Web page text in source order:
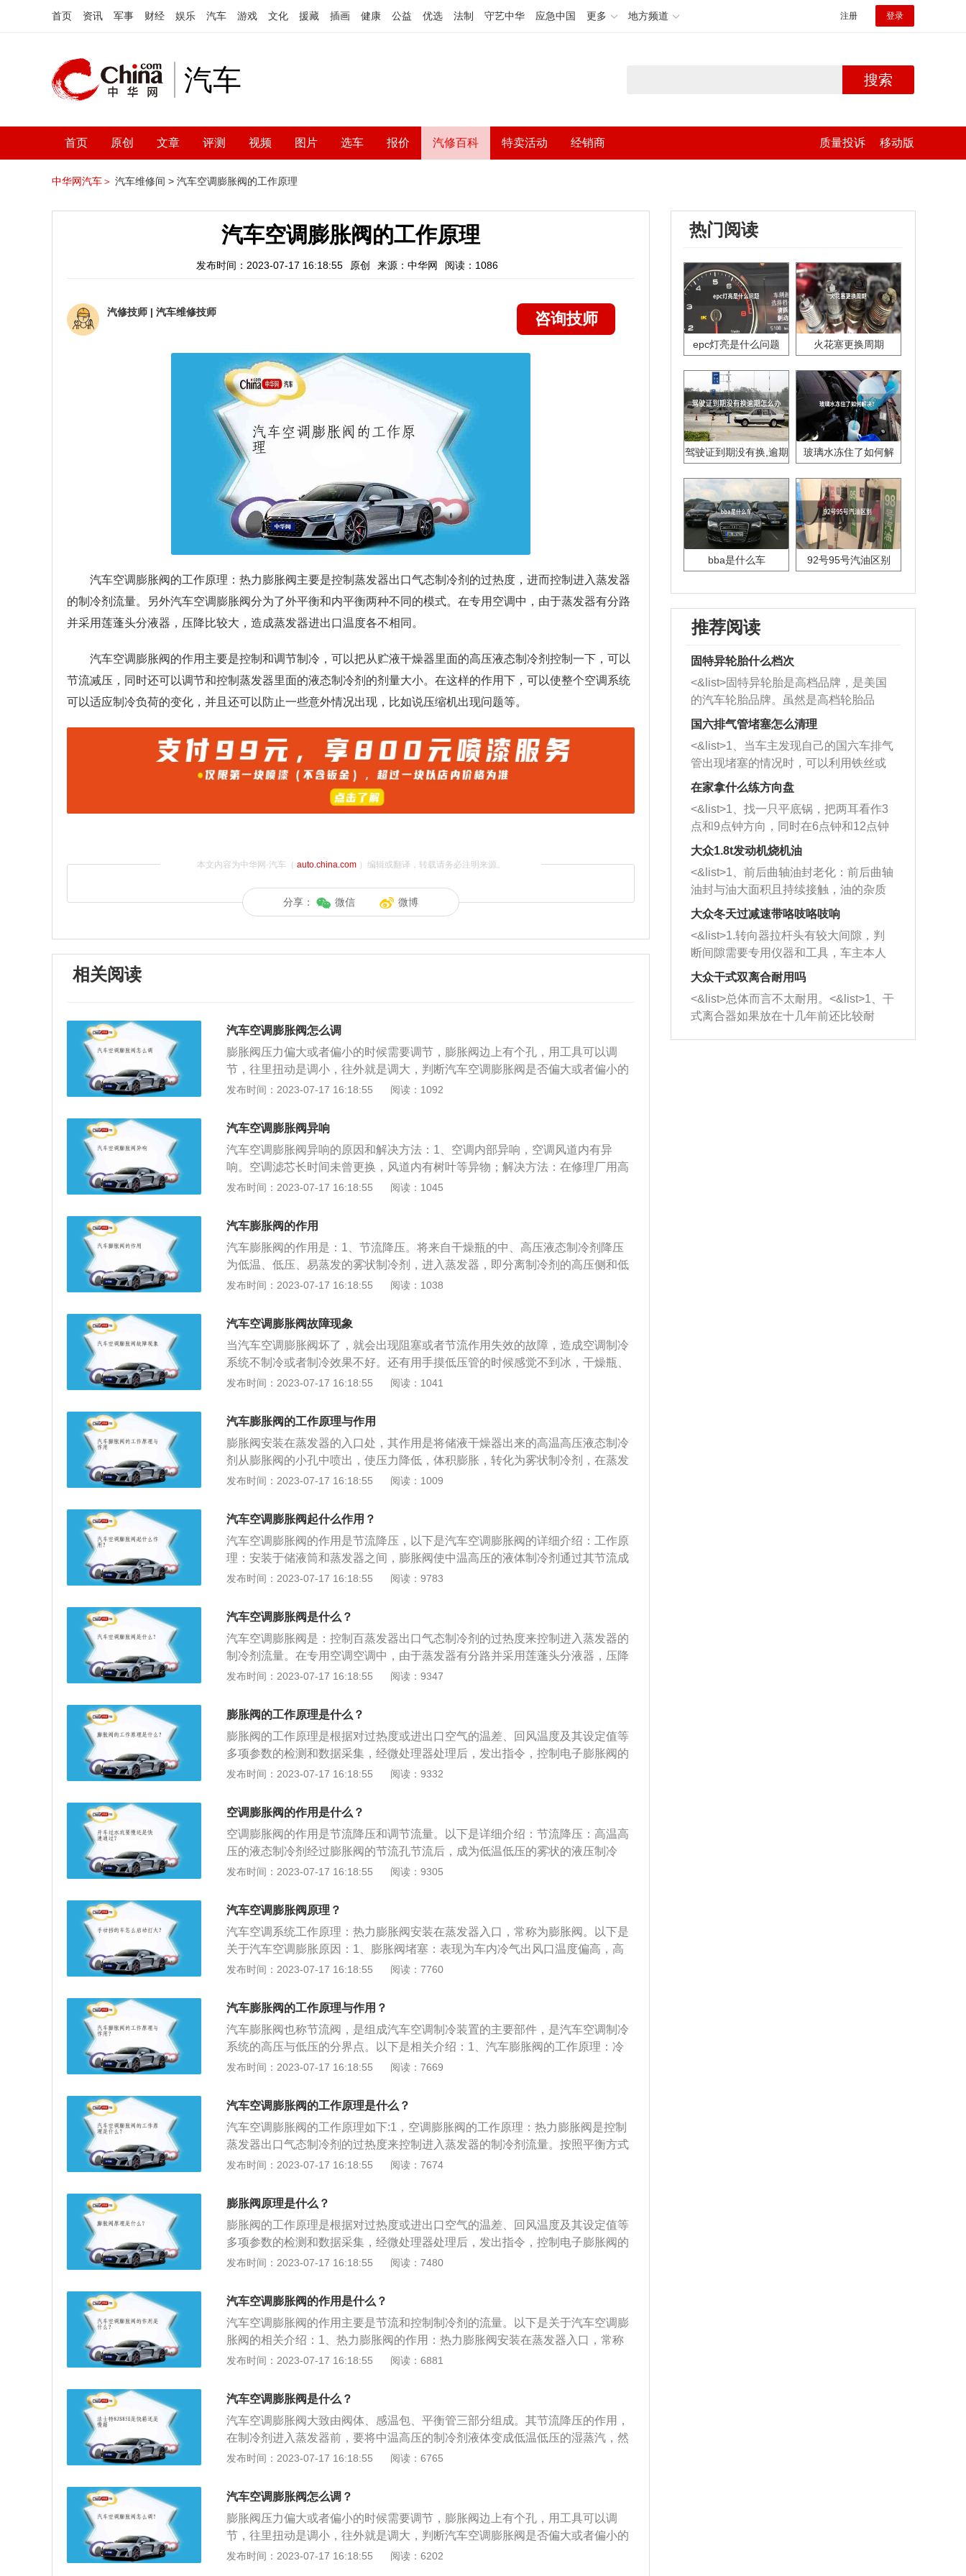
首页 资讯 军事 财经 娱乐 汽车 游戏 文化 援藏 插画 健康 公益 优选 法制 守艺中华 应急中国 更多 地方频道 注册 登录
汽车 搜索
首页 原创 文章 评测 视频 图片 选车 报价 汽修百科 特卖活动 经销商 质量投诉 移动版
中华网汽车＞ 汽车维修间 > 汽车空调膨胀阀的工作原理
汽车空调膨胀阀的工作原理
发布时间：2023-07-17 16:18:55 原创 来源：中华网 阅读：1086
汽修技师 | 汽车维修技师 咨询技师
汽车空调膨胀阀的工作原理：热力膨胀阀主要是控制蒸发器出口气态制冷剂的过热度，进而控制进入蒸发器
的制冷剂流量。另外汽车空调膨胀阀分为了外平衡和内平衡两种不同的模式。在专用空调中，由于蒸发器有分路
并采用莲蓬头分液器，压降比较大，造成蒸发器进出口温度各不相同。
汽车空调膨胀阀的作用主要是控制和调节制冷，可以把从贮液干燥器里面的高压液态制冷剂控制一下，可以
节流减压，同时还可以调节和控制蒸发器里面的液态制冷剂的剂量大小。在这样的作用下，可以使整个空调系统
可以适应制冷负荷的变化，并且还可以防止一些意外情况出现，比如说压缩机出现问题等。
本文内容为中华网·汽车（ auto.china.com）编辑或翻译，转载请务必注明来源。
分享： 微信 微博
相关阅读
汽车空调膨胀阀怎么调
膨胀阀压力偏大或者偏小的时候需要调节，膨胀阀边上有个孔，用工具可以调
节，往里扭动是调小，往外就是调大，判断汽车空调膨胀阀是否偏大或者偏小的
方法是：可以通过观察压力来判断，如果高压很高而低压很低，则膨胀阀不正
汽车空调膨胀阀调整方法：1、在调试前，应先松开填料压盖，调整后随手将盖
压紧，以防制冷剂泄漏；在调试前，可先估算一下实际情况，当接近调稳时，将
调节螺栓再转动四分之一、二分之一圈即可，转动过热度调节螺栓，并观察低压
压力；2、把阀的调节螺栓逆向旋转，弹簧弹力增大，阀的开度减小，即流量减
少；顺向旋转调节螺栓，弹簧弹力减弱，阀的开度增大，即流量增多；一般将螺
发布时间：2023-07-17 16:18:55 阅读：1092
汽车空调膨胀阀异响
汽车空调膨胀阀异响的原因和解决方法：1、空调内部异响，空调风道内有异
响。空调滤芯长时间未曾更换，风道内有树叶等异物；解决方法：在修理厂用高
压气流吹出异物即可；2、冷媒蒸发膨胀时产生的异响，空调压缩机内冷媒中存
时间后异响复发，且声音位于中控台内部，则干燥瓶效率降低的概率较大。如果
抽换冷媒后情况依旧，而异响位置位于压缩机附近，那么压缩机内部机械结构损
坏的概率较大；3、空调皮带轮和皮带打滑，在打滑的过程中就会发出尖锐的摩
擦音；解决方法：检查空调皮带轮和皮带，及时修理即可；4、手套箱内异响，
开空调时手套箱内传来类似流水声音的异响。这是空调节膨胀阀在工作，正常现
发布时间：2023-07-17 16:18:55 阅读：1045
汽车膨胀阀的作用
汽车膨胀阀的作用是：1、节流降压。将来自干燥瓶的中、高压液态制冷剂降压
为低温、低压、易蒸发的雾状制冷剂，进入蒸发器，即分离制冷剂的高压侧和低
压侧。2、调节制冷剂流量。由于制冷剂负荷和压缩机转速的变化，需要相应调
剂循环的要求。3、防止液锤。避免液态制冷剂进入压缩机造成液锤，同时将过
热度控制在一定范围内。汽车膨胀阀安装在蒸发器的入口处，其作用是将储液干
燥器出来的高温高压液态制冷剂从膨胀阀的小孔中喷出，使压力降低，体积膨
胀，转化为雾状制冷剂，在蒸发器中吸收热量，变成气态制冷剂。同时可以根据
制冷负荷调节制冷剂的流量，保证蒸发器出口的制冷剂全部转化为气体。膨胀阀
器出口温度较高时，感温包内的液体温度会升高，内压也会升高。当作用在隔膜
上的压力大于蒸发器入口压力和过热弹簧力之和时，针阀将离开阀座，阀门将打
开，制冷剂将流入蒸发器。2、针阀开启后，制冷剂进入蒸发器，蒸发器内压力
隔膜上下两侧的压力往往处于不平衡状态，不断地做一个开合的循环。
发布时间：2023-07-17 16:18:55 阅读：1038
汽车空调膨胀阀故障现象
当汽车空调膨胀阀坏了，就会出现阻塞或者节流作用失效的故障，造成空调制冷
系统不制冷或者制冷效果不好。还有用手摸低压管的时候感觉不到冰，干燥瓶、
冷凝器出现结霜的现象，高压和低压不正常，高压管的温度也不正常。启动空调
方法：1、对于轻微冰堵，可以使用热毛巾敷在冰堵处；2、冰堵程度如果比较严
重，影响到空调系统的正常运行，就需要更换过滤干燥器；3、很有可能是制冷
剂内有水分，在低温下结冰导致的，这样就需要更换膨胀阀；4、放掉制冷剂，
用高压氮气吹一下管路，重新抽真空加制冷剂。当汽车空调系统里面有水分的
话，那么空调制冷工作就会在膨胀阀处出现结冰堵塞的情况。汽车空调膨胀阀如
就没有了，空调又可以制冷了，制冷后膨胀阀又会产生冰堵，这样反复循环，就
可以根据这个现象去判断膨胀阀是否出现堵塞的现象。
发布时间：2023-07-17 16:18:55 阅读：1041
汽车膨胀阀的工作原理与作用
膨胀阀安装在蒸发器的入口处，其作用是将储液干燥器出来的高温高压液态制冷
剂从膨胀阀的小孔中喷出，使压力降低，体积膨胀，转化为雾状制冷剂，在蒸发
器中吸收热量，变成气态制冷剂。同时可以根据制冷负荷调节制冷剂的流量，保
瓶的中、高压液态制冷剂降压为低温、低压、易蒸发的雾状制冷剂，进入蒸发
器，即分离制冷剂的高压侧和低压侧；2.调节制冷剂流量：由于制冷剂负荷和压
缩机转速的变化，需要相应调节流量，以保持车内温度稳定，膨胀阀可自动调节
进入蒸发器的流量，满足制冷剂循环的要求；3.防止液锤：避免液态制冷剂进入
压缩机造成液锤，同时将过热度控制在一定范围内。膨胀阀的工作原理固定在回
内的液体温度会升高，内压也会升高。当作用在隔膜上的压力大于蒸发器入口压
力和过热弹簧力之和时，针阀将离开阀座，阀门将打开，制冷剂将流入蒸发器。
针阀开启后，制冷剂进入蒸发器，蒸发器内压力随之升高，回风温度降低，隔膜
平衡状态，不断地做一个开合的循环。膨胀阀有三种结构形式，即外平衡膨胀
口连接到储液干燥器，出口连接到蒸发器。膨胀阀上部有隔膜，隔膜通过细管与
感温包连接。感温包安装在蒸发器出口的管道上，其内部充满制冷剂气体。当蒸
发器出口温度变化时，感温包内的气体体积也会发生变化，进而压力变化作用在
膜片上。隔膜下方的腔室中还有一根平衡管，穿过蒸发器的出口。阀门中间有一
弹簧力通过阀门上方的杆作用在隔膜的下部。可以看出，膜片受到三个力的作
用，一个是热泡内制冷剂气体的向下压力，另一个是弹簧的向上推力，另一个是
蒸发器出口处制冷剂的压力，作用在膜片下部，阀门的开启取决于这三个力的综
合作用。
发布时间：2023-07-17 16:18:55 阅读：1009
汽车空调膨胀阀起什么作用？
汽车空调膨胀阀的作用是节流降压，以下是汽车空调膨胀阀的详细介绍：工作原
理：安装于储液筒和蒸发器之间，膨胀阀使中温高压的液体制冷剂通过其节流成
为低温低压的湿蒸汽，然后制冷剂在蒸发器中吸收热量达到制冷效果，膨胀阀通
缸现象。功能作用：节流降压并调节制冷系统的过热度及冷媒循环量，经冷凝器
冷凝后的高压制冷剂液体经过节流阀时，因受阻而使压力下降，导致部分制冷剂
液体气化，同时吸收气化潜热，其本身温度也相应降低，成为低温低压的湿蒸
汽，然后进入蒸发器。
发布时间：2023-07-17 16:18:55 阅读：9783
汽车空调膨胀阀是什么？
汽车空调膨胀阀是：控制百蒸发器出口气态制冷剂的过热度来控制进入蒸发器的
制冷剂流量。在专用空调空调中，由于蒸发器有分路并采用莲蓬头分液器，压降
道比较大，造成蒸发器进出口温度各不相同。膨胀阀大致由阀体、感温包、平衡
冷剂液体变成低温低压的湿蒸汽，然后制冷剂在蒸发器中吸收热量达到制冷效
果。汽车空调膨胀阀分类：热力膨胀阀分为内平衡式和外平衡式。
发布时间：2023-07-17 16:18:55 阅读：9347
膨胀阀的工作原理是什么？
膨胀阀的工作原理是根据对过热度或进出口空气的温差、回风温度及其设定值等
多项参数的检测和数据采集，经微处理器处理后，发出指令，控制电子膨胀阀的
开度，以满足系统负荷的要求。膨胀阀是制冷系统中的一个重要部件，一般安装
压的湿蒸汽，然后制冷剂在蒸发器中吸收热量达到制冷效果，膨胀阀通过蒸发器
末端的过热度变化来控制阀门流量，防止出现蒸发器面积利用不足和敲缸现象。
发布时间：2023-07-17 16:18:55 阅读：9332
空调膨胀阀的作用是什么？
空调膨胀阀的作用是节流降压和调节流量。以下是详细介绍：节流降压：高温高
压的液态制冷剂经过膨胀阀的节流孔节流后，成为低温低压的雾状的液压制冷
剂，为制冷剂的蒸发创造条件。调节流量：进入蒸发器的液态制冷剂，经过蒸发
剂的流量，保证蒸发器的出口完全为气态制冷剂，若流量过大，出口含有液态制
冷剂，可能进入压缩机产生液击。若制冷剂流量过小，提前蒸发完毕，造成制冷
不足。
发布时间：2023-07-17 16:18:55 阅读：9305
汽车空调膨胀阀原理？
汽车空调系统工作原理：热力膨胀阀安装在蒸发器入口，常称为膨胀阀。以下是
关于汽车空调膨胀原因：1、膨胀阀堵塞：表现为车内冷气出风口温度偏高，高
压侧压力偏低，低压侧呈负压值。微堵时，膨胀阀进口端会出现霜层或凝露；全
故障一样。3、开口过大：膨胀阀开度过大，表现为车内冷气出风口温度偏高。
低压侧压力偏高。
发布时间：2023-07-17 16:18:55 阅读：7760
汽车膨胀阀的工作原理与作用？
汽车膨胀阀也称节流阀，是组成汽车空调制冷装置的主要部件，是汽车空调制冷
系统的高压与低压的分界点。以下是相关介绍：1、汽车膨胀阀的工作原理：冷
却液的流动主要靠水泵的压力来工作。当水泵吸水的压力很低的一侧，将会产生
面就会出现凹坑，如果不防止这点问题的产生会直接减少使用的寿命。2、汽车
膨胀阀的作用：把来自储液干燥器的高压液态制冷剂节流减压。调节和控制进入
蒸发器中的液态制冷剂量，使之适应制冷负荷的变化，同时可防止压缩机发生液
击现象和蒸发器出口蒸气异常过热。
发布时间：2023-07-17 16:18:55 阅读：7669
汽车空调膨胀阀的工作原理是什么？
汽车空调膨胀阀的工作原理如下:1，空调膨胀阀的工作原理：热力膨胀阀是控制
蒸发器出口气态制冷剂的过热度来控制进入蒸发器的制冷剂流量。按照平衡方式
不同，膨胀阀分为外平衡式和内平衡式。在专用空调空调中，由于蒸发器有分路
空调膨胀阀的作用：是低压制冷剂蒸汽被压缩机吸入并压缩为高压高温蒸汽后，
经冷凝器排至膨胀阀，使高压常温制冷剂液体,经过膨胀阀节流后变成低压低温蒸
汽进入蒸发箱进行热力交换，使空调出风口吹出冷风。
发布时间：2023-07-17 16:18:55 阅读：7674
膨胀阀原理是什么？
膨胀阀的工作原理是根据对过热度或进出口空气的温差、回风温度及其设定值等
多项参数的检测和数据采集，经微处理器处理后，发出指令，控制电子膨胀阀的
开度，以满足系统负荷的要求。以下是膨胀阀的相关介绍：1、安装位置：膨胀
膨胀阀使中温高压的液体制冷剂通过其节流成为低温低压的湿蒸汽，然后制冷剂
在蒸发器中吸收热量达到制冷效果，膨胀阀通过蒸发器末端的过热度变化来控制
阀门流量，防止出现蒸发器面积利用不足和敲缸现象。
发布时间：2023-07-17 16:18:55 阅读：7480
汽车空调膨胀阀的作用是什么？
汽车空调膨胀阀的作用主要是节流和控制制冷剂的流量。以下是关于汽车空调膨
胀阀的相关介绍：1、热力膨胀阀的作用：热力膨胀阀安装在蒸发器入口，常称
为膨胀阀，主要作用有两个：(1)节流做用：高温高压的液态制冷剂经过膨胀阀的
(2)控制制冷剂的流量：膨胀阀控制制冷剂的流量，保证蒸发器的出口完全为气态
制冷剂，若流量过大，出口含有液态制冷剂，进入压缩机产生液击；若制冷剂流
量过小，提前蒸发完毕，造成制冷不足。2、热力膨胀阀的种类：热力膨胀阀按
照平衡方式不同，分内平衡式和外平衡式；外平衡式热力膨胀阀分F型和H型两种
结构型式。
发布时间：2023-07-17 16:18:55 阅读：6881
汽车空调膨胀阀是什么？
汽车空调膨胀阀大致由阀体、感温包、平衡管三部分组成。其节流降压的作用，
在制冷剂进入蒸发器前，要将中温高压的制冷剂液体变成低温低压的湿蒸汽，然
后制冷剂在蒸发器中吸收热量达到制冷效果。以下是相关内容介绍：1、膨胀阀
2、在专用空调中，由于蒸发器有分路并采用莲蓬头分液器，压降道比较大，造
成蒸发器进出口温度各不相同。就是把空调管路中的制冷剂从液态变成气态的一
个部件。3、汽车空调膨胀阀分类，热力膨胀阀分为内平衡式和外平衡式。按照
热力膨胀阀的平衡方式分为内平衡式和外平衡式，内平衡式膨胀阀与外平衡式膨
胀阀工作原理基本相同。
发布时间：2023-07-17 16:18:55 阅读：6765
汽车空调膨胀阀怎么调？
膨胀阀压力偏大或者偏小的时候需要调节，膨胀阀边上有个孔，用工具可以调
节，往里扭动是调小，往外就是调大，判断汽车空调膨胀阀是否偏大或者偏小的
方法是：可以通过观察压力来判断，如果高压很高而低压很低，则膨胀阀不正
发布时间：2023-07-17 16:18:55 阅读：6202
热门阅读
epc灯亮是什么问题 火花塞更换周期
驾驶证到期没有换,逾期
玻璃水冻住了如何解
bba是什么车 92号95号汽油区别
推荐阅读
固特异轮胎什么档次
<&list>固特异轮胎是高档品牌，是美国
的汽车轮胎品牌。虽然是高档轮胎品
牌，但是中高低端的轮胎都有生产，这
也是为了更好的开拓市场。
国六排气管堵塞怎么清理
<&list>1、当车主发现自己的国六车排气
管出现堵塞的情况时，可以利用铁丝或
者是细棍，直接将杂物给取出来，如果
堵塞情况比较严重，也可以采取应急措
施。 <&list>2、直接利用木棍将所有的
杂物推到排气管里面的位置处，然后将
三元催化器拆解开，就可以将堵塞的东
西取出来。但如果是因为积碳过多引起
的堵塞，就需要将三元催化器泡在草酸
洗剂对堵塞的情况得到解决，将清洗剂
放在燃油箱中，与燃油混合后，车辆启
动时，就可以和汽油一起进入到燃烧
室，最后形成废气排出，就可以让三元
催化器得到清洗，排气管堵塞的情况就
能够得到解决。
在家拿什么练方向盘
<&list>1、找一只平底锅，把两耳看作3
点和9点钟方向，同时在6点钟和12点钟
方向做一个标记。 <&list>2、双手握住
一圈半的练习，往右同样也要打相同的
圈数。 <&list>3、最后强调要反复练
习，这样就可以形成肌肉记忆，在真实
驾驶车辆时，不需要记忆也能打好方
向。
大众1.8t发动机烧机油
<&list>1、前后曲轴油封老化：前后曲轴
油封与油大面积且持续接触，油的杂质
和发动机内持续温度变化使其密封效果
逐渐减弱，导致渗油或漏油。<&list>2、
活塞间隙过大：积碳会使活塞环与缸体
的间隙扩大，导致机油流入燃烧室中，
造成烧机油。<&list>3、机油粘度。使用
机油粘度过小的话，同样会有烧机油现
象，机油粘度过小具有很好的流动性，
大众冬天过减速带咯吱咯吱响
<&list>1.转向器拉杆头有较大间隙，判
断间隙需要专用仪器和工具，车主本人
无法制作，需要将车辆送到修理厂或4s
店；<&list>2.车辆半轴套管防尘罩破
裂，破裂后会出现漏油现象，使半轴磨
损严重，磨损的半轴容易损坏，产生异
响；<&list>3.稳定器的转向胶套和球头
大众干式双离合耐用吗
<&list>总体而言不太耐用。<&list>1、干
式离合器如果放在十几年前还比较耐